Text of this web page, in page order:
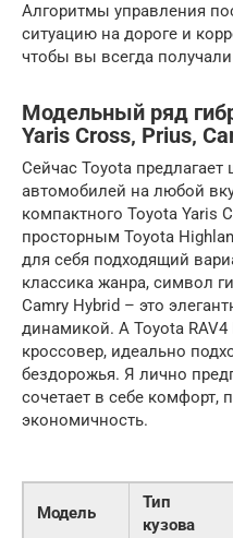
Алгоритмы управления
ситуацию на дороге и
чтобы вы всегда
Модельный ряд
Yaris Cross‚ Prius‚
Сейчас Toyota
автомобилей на любой
компактного Toyota Yaris
просторным Toyota
для себя подходящий
классика жанра, символ
Camry Hybrid – это
динамикой. А Toyota
кроссовер, идеально
бездорожья. Я лично
сочетает в себе комфорт,
экономичность.
Модель
Тип
кузова